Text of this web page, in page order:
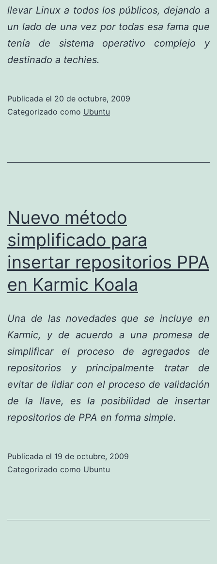
llevar Linux a todos los públicos, dejando a
un lado de una vez por todas esa fama que
tenía de sistema operativo complejo y
destinado a techies.
Publicada el 20 de octubre, 2009
Categorizado como Ubuntu
Nuevo método
simplificado para
insertar repositorios PPA
en Karmic Koala
Una de las novedades que se incluye en
Karmic, y de acuerdo a una promesa de
simplificar el proceso de agregados de
repositorios y principalmente tratar de
evitar de lidiar con el proceso de validación
de la llave, es la posibilidad de insertar
repositorios de PPA en forma simple.
Publicada el 19 de octubre, 2009
Categorizado como Ubuntu